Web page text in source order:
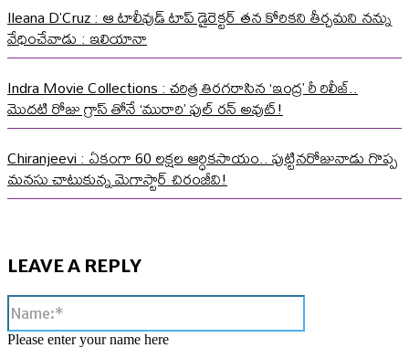
Ileana D’Cruz : ఆ టాలీవుడ్ టాప్ డైరెక్టర్ తన కోరికని తీర్చమని నన్ను
వేధించేవాడు : ఇలియానా
Indra Movie Collections : చరిత్ర తిరగరాసిన ‘ఇంద్ర’ రీ రిలీజ్..
మొదటి రోజు గ్రాస్ తోనే ‘మురారి’ ఫుల్ రన్ అవుట్!
Chiranjeevi : ఏకంగా 60 లక్షల ఆర్ధికసాయం.. పుట్టినరోజునాడు గొప్ప
మనసు చాటుకున్న మెగాస్టార్ చిరంజీవి!
LEAVE A REPLY
Please enter your name here